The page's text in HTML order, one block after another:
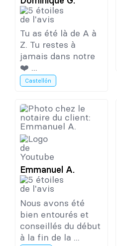
Tu as été là de A à
Z. Tu restes à
jamais dans notre
❤️ ...
Castellón
Emmanuel A.
Nous avons été
bien entourés et
conseillés du début
à la fin de la ...